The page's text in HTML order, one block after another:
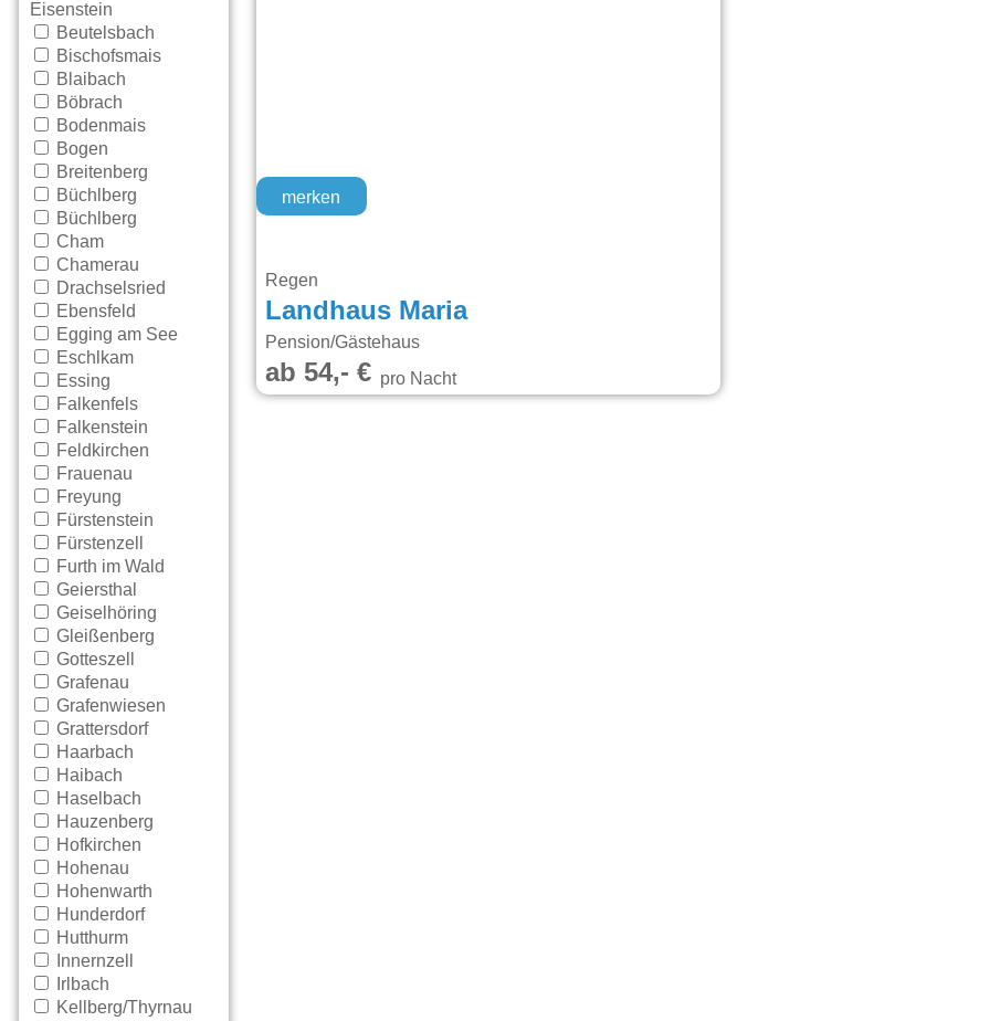
Eisenstein
Beutelsbach
Bischofsmais
Blaibach
Böbrach
Bodenmais
Bogen
Breitenberg
Büchlberg
Büchlberg
Cham
Chamerau
Drachselsried
Ebensfeld
Egging am See
Eschlkam
Essing
Falkenfels
Falkenstein
Feldkirchen
Frauenau
Freyung
Fürstenstein
Fürstenzell
Furth im Wald
Geiersthal
Geiselhöring
Gleißenberg
Gotteszell
Grafenau
Grafenwiesen
Grattersdorf
Haarbach
Haibach
Haselbach
Hauzenberg
Hofkirchen
Hohenau
Hohenwarth
Hunderdorf
Hutthurm
Innernzell
Irlbach
Kellberg/Thyrnau
merken
Regen
Landhaus Maria
Pension/Gästehaus
ab 54,- € pro Nacht